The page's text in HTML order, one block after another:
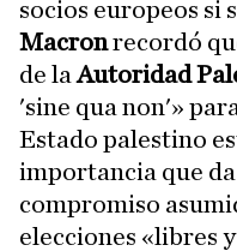
socios europeos si
Macronrecordó
de laAutoridad
'sine qua non'»
Estado palestino
importancia que da
compromiso
elecciones «libres